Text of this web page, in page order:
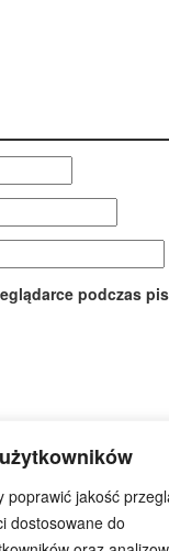
poprawić jakość
dostosowane do
podczas